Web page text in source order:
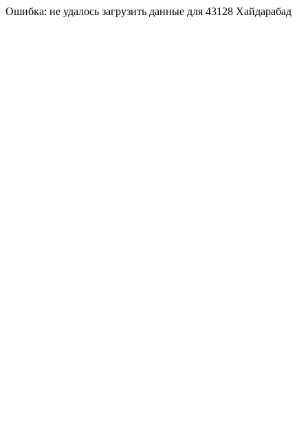
Ошибка: не удалось загрузить данные для 43128 Хайдарабад